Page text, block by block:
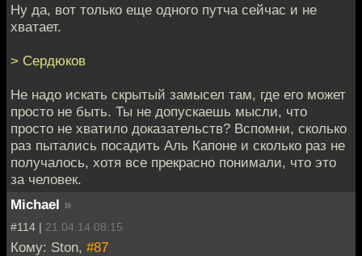
Ну да, вот только еще одного путча сейчас и не
хватает.
> Сердюков
Не надо искать скрытый замысел там, где его может
просто не быть. Ты не допускаешь мысли, что
просто не хватило доказательств? Вспомни, сколько
раз пытались посадить Аль Капоне и сколько раз не
получалось, хотя все прекрасно понимали, что это
за человек.
Мichael »
#114 | 21.04.14 08:15
Кому: Ston, #87